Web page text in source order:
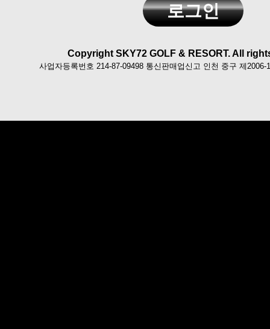
로그인
Copyright SKY72 GOLF & RESORT. All
사업자등록번호 214-87-09498 통신판매업신고 인천 중구 제2006-